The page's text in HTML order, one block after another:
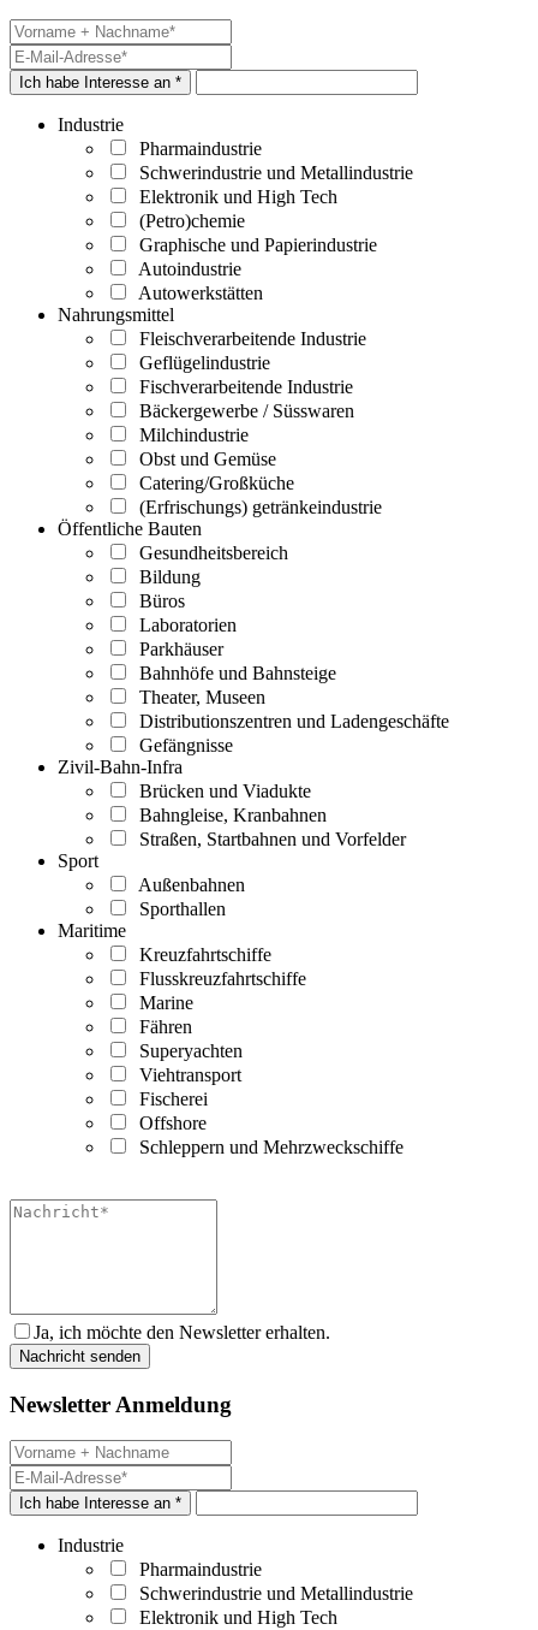
Ich habe Interesse an *
Industrie
Pharmaindustrie
Schwerindustrie und Metallindustrie
Elektronik und High Tech
(Petro)chemie
Graphische und Papierindustrie
Autoindustrie
Autowerkstätten
Nahrungsmittel
Fleischverarbeitende Industrie
Geflügelindustrie
Fischverarbeitende Industrie
Bäckergewerbe / Süsswaren
Milchindustrie
Obst und Gemüse
Catering/Großküche
(Erfrischungs) getränkeindustrie
Öffentliche Bauten
Gesundheitsbereich
Bildung
Büros
Laboratorien
Parkhäuser
Bahnhöfe und Bahnsteige
Theater, Museen
Distributionszentren und Ladengeschäfte
Gefängnisse
Zivil-Bahn-Infra
Brücken und Viadukte
Bahngleise, Kranbahnen
Straßen, Startbahnen und Vorfelder
Sport
Außenbahnen
Sporthallen
Maritime
Kreuzfahrtschiffe
Flusskreuzfahrtschiffe
Marine
Fähren
Superyachten
Viehtransport
Fischerei
Offshore
Schleppern und Mehrzweckschiffe
Ja, ich möchte den Newsletter erhalten.
Newsletter Anmeldung
Ich habe Interesse an *
Industrie
Pharmaindustrie
Schwerindustrie und Metallindustrie
Elektronik und High Tech